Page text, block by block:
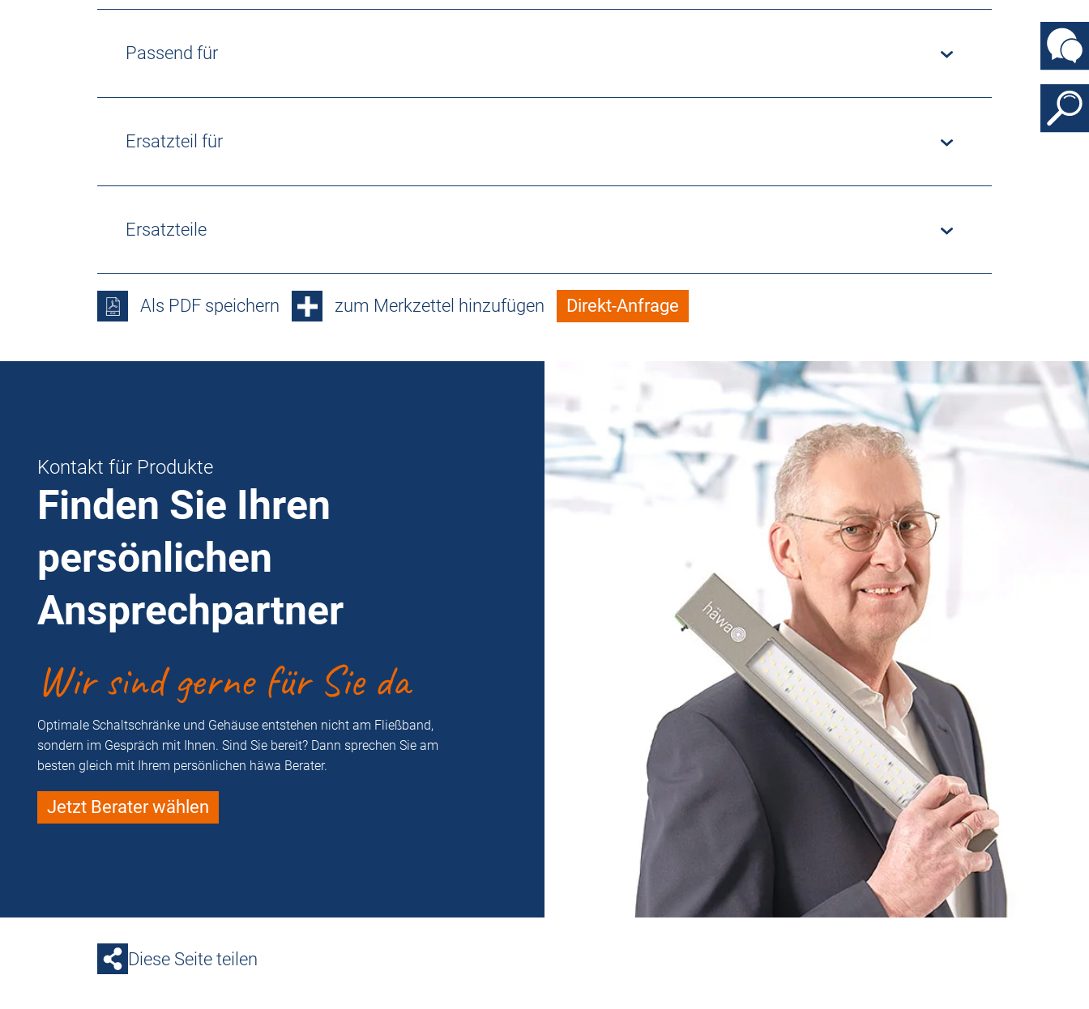
Passend für
Ersatzteil für
Ersatzteile
Als PDF speichern zum Merkzettel hinzufügen Direkt-Anfrage
Kontakt für Produkte
Finden Sie Ihren
persönlichen
Ansprechpartner
Wir sind gerne für Sie da
Optimale Schaltschränke und Gehäuse entstehen nicht am Fließband,
sondern im Gespräch mit Ihnen. Sind Sie bereit? Dann sprechen Sie am
besten gleich mit Ihrem persönlichen häwa Berater.
Jetzt Berater wählen
Diese Seite teilen